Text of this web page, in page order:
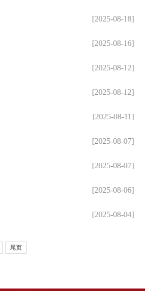
[2025-08-18]
[2025-08-16]
[2025-08-12]
[2025-08-12]
[2025-08-11]
[2025-08-07]
[2025-08-07]
[2025-08-06]
[2025-08-04]
尾页